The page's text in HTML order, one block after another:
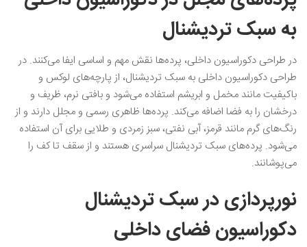
به سبک تردیشنال
در طراحی دکوراسیون داخلی، پرده‌ها نقش مهم و اساسی ایفا می‌کنند‌. در
طراحی دکوراسیون داخلی به سبک تردیشنال، از پارچه‌های لوکس و
باکیفیت مانند مخمل و ابریشم استفاده می‌شود و بافتی نرم، ظریف و
درخشان را به فضا اضافه می‌کند. پرده‌ها ظاهری رسمی و مجلل دارند و از
رنگ‌های گرم مانند قرمز، آبی نفتی، سبز زمردی و طلایی برای آن‌ استفاده
می‌شود. پرده‌های سبک تردیشنال سراسری هستند و از سقف تا کف را
می‌پوشانند.
نورپردازی در سبک تردیشنال
دکوراسیون فضای داخلی